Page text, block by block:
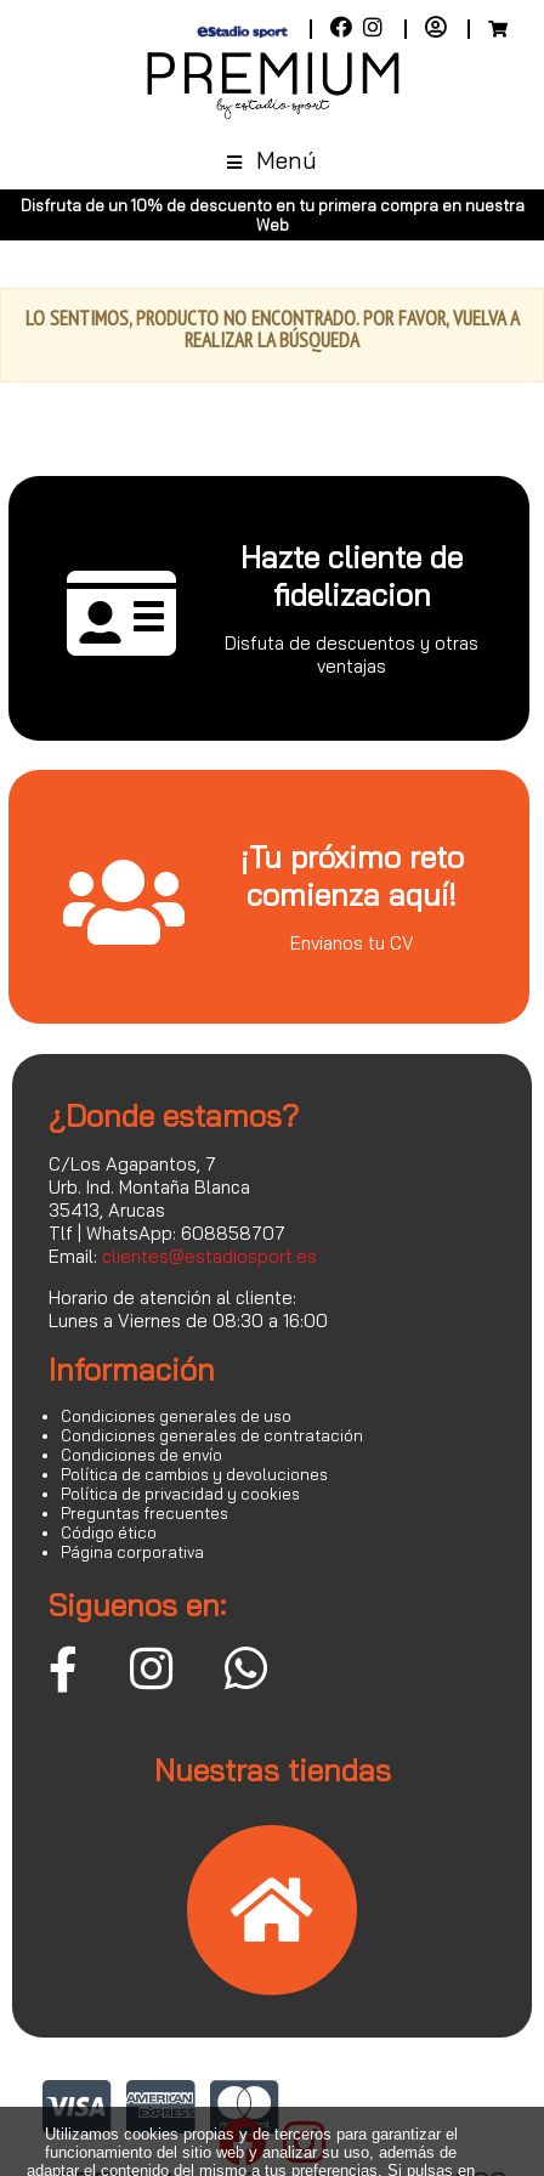
Menú
Disfruta de un 10% de descuento en tu primera compra en nuestra
Web
LO SENTIMOS, PRODUCTO NO ENCONTRADO. POR FAVOR, VUELVA A
REALIZAR LA BÚSQUEDA
Hazte cliente de
fidelizacion
Disfuta de descuentos y otras
ventajas
¡Tu próximo reto
comienza aquí!
Envianos tu CV
¿Donde estamos?
C/Los Agapantos, 7
Urb. Ind. Montaña Blanca
35413, Arucas
Tlf | WhatsApp: 608858707
Email: clientes@estadiosport.es
Horario de atención al cliente:
Lunes a Viernes de 08:30 a 16:00
Información
Condiciones generales de uso
Condiciones generales de contratación
Condiciones de envío
Política de cambios y devoluciones
Política de privacidad y cookies
Preguntas frecuentes
Código ético
Página corporativa
Siguenos en:
Nuestras tiendas
Utilizamos cookies propias y de terceros para garantizar el
funcionamiento del sitio web y analizar su uso, además de
adaptar el contenido del mismo a tus preferencias. Si pulsas en